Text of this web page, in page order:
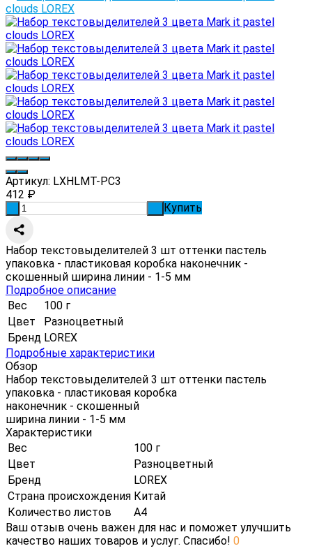
Артикул: LXHLMT-PC3
412 ₽
Купить
Набор текстовыделителей 3 шт оттенки пастель
упаковка - пластиковая коробка наконечник -
скошенный ширина линии - 1-5 мм
Подробное описание
Вес
100 г
Цвет
Разноцветный
Бренд LOREX
Подробные характеристики
Обзор
Набор текстовыделителей 3 шт оттенки пастель
упаковка - пластиковая коробка
наконечник - скошенный
ширина линии - 1-5 мм
Характеристики
Вес
100 г
Цвет
Разноцветный
Бренд
LOREX
Страна происхождения Китай
Количество листов
А4
Ваш отзыв очень важен для нас и поможет улучшить
качество наших товаров и услуг. Спасибо! 0